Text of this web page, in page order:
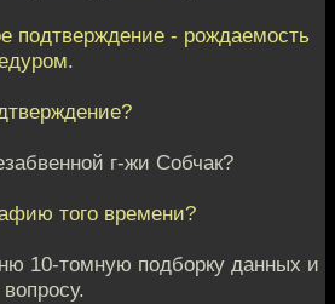
подтверждение - рождаемость
г-жи Собчак?
того времени?
10-томную подборку данных и